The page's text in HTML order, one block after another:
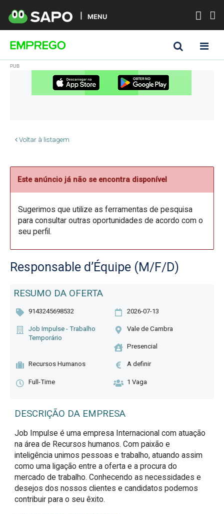
MENU
Voltar à listagem
Este anúncio já não se encontra disponível
Sugerimos que utilize as ferramentas de pesquisa
para consultar outras oportunidades de acordo com o
seu perfil.
Responsable d’Équipe (M/F/D)
RESUMO DA OFERTA
9143245698532 2026-07-13
Job Impulse - Trabalho
Temporário
Vale de Cambra
Presencial
Recursos Humanos A definir
Full-Time 1 Vaga
DESCRIÇÃO DA EMPRESA
Job Impulse é uma empresa Internacional com atuação
na área de Recursos humanos. Com paixão e
inteligência unimos pessoas e trabalho, atuando assim
como uma ligação entre a oferta e a procura do
mercado de trabalho. Conhecendo as necessidades e
desejos dos nossos clientes e candidatos podemos
contribuir para o seu êxito.